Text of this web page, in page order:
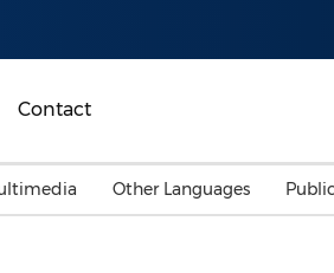
Contact
Other Languages